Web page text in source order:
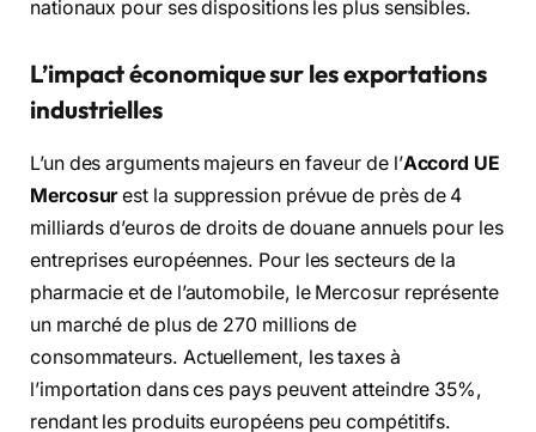
nationaux pour ses dispositions les plus sensibles.
L’impact économique sur les exportations
industrielles
L’un des arguments majeurs en faveur de l’Accord UE
Mercosurest la suppression prévue de près de 4
milliards d’euros de droits de douane annuels pour les
entreprises européennes. Pour les secteurs de la
pharmacie et de l’automobile, le Mercosur représente
un marché de plus de 270 millions de
consommateurs. Actuellement, les taxes à
l’importation dans ces pays peuvent atteindre 35%,
rendant les produits européens peu compétitifs.